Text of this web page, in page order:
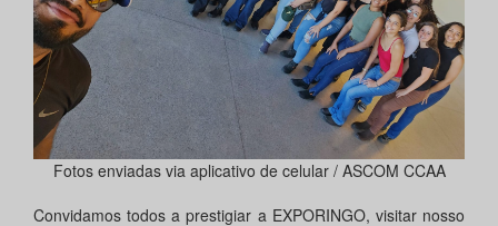
Fotos enviadas via aplicativo de celular / ASCOM CCAA
Convidamos todos a prestigiar a EXPORINGO, visitar nosso